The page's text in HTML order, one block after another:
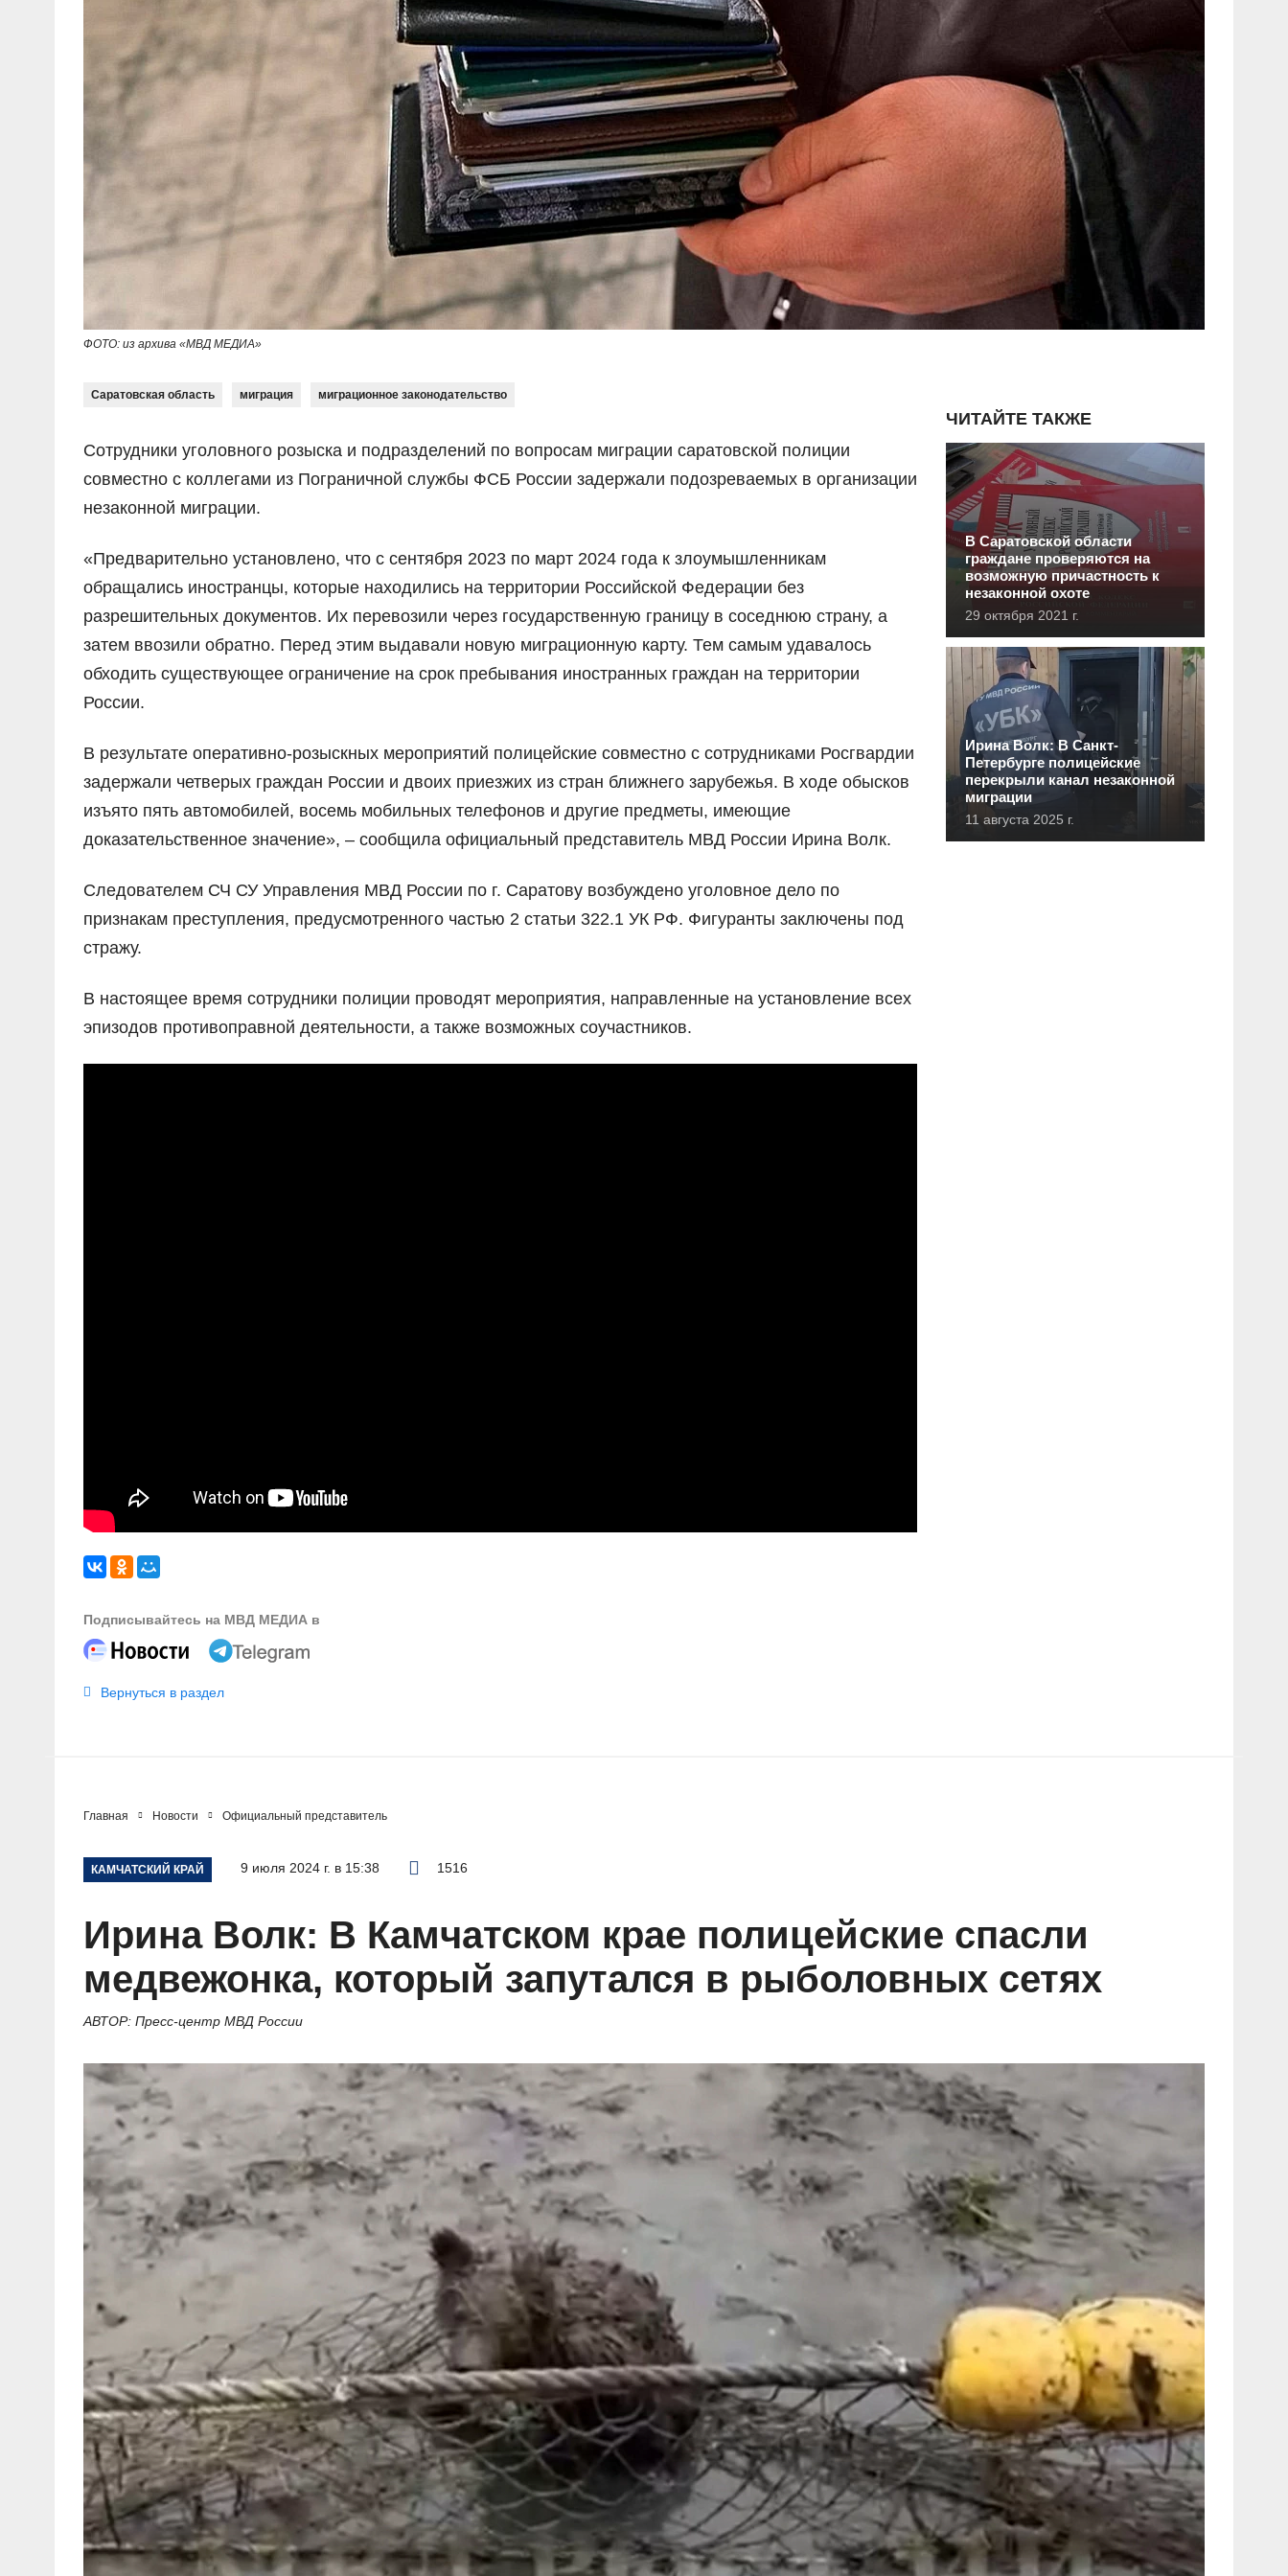
ФОТО: из архива «МВД МЕДИА»
Саратовская область миграция миграционное законодательство
Сотрудники уголовного розыска и подразделений по вопросам миграции саратовской полиции
совместно с коллегами из Пограничной службы ФСБ России задержали подозреваемых в организации
незаконной миграции.
«Предварительно установлено, что с сентября 2023 по март 2024 года к злоумышленникам
обращались иностранцы, которые находились на территории Российской Федерации без
разрешительных документов. Их перевозили через государственную границу в соседнюю страну, а
затем ввозили обратно. Перед этим выдавали новую миграционную карту. Тем самым удавалось
обходить существующее ограничение на срок пребывания иностранных граждан на территории
России.
В результате оперативно-розыскных мероприятий полицейские совместно с сотрудниками Росгвардии
задержали четверых граждан России и двоих приезжих из стран ближнего зарубежья. В ходе обысков
изъято пять автомобилей, восемь мобильных телефонов и другие предметы, имеющие
доказательственное значение», – сообщила официальный представитель МВД России Ирина Волк.
Следователем СЧ СУ Управления МВД России по г. Саратову возбуждено уголовное дело по
признакам преступления, предусмотренного частью 2 статьи 322.1 УК РФ. Фигуранты заключены под
стражу.
В настоящее время сотрудники полиции проводят мероприятия, направленные на установление всех
эпизодов противоправной деятельности, а также возможных соучастников.
Подписывайтесь на МВД МЕДИА в
Вернуться в раздел
ЧИТАЙТЕ ТАКЖЕ
В Саратовской области
граждане проверяются на
возможную причастность к
незаконной охоте
29 октября 2021 г.
Ирина Волк: В Санкт-
Петербурге полицейские
перекрыли канал незаконной
миграции
11 августа 2025 г.
Главная Новости Официальный представитель
КАМЧАТСКИЙ КРАЙ 9 июля 2024 г. в 15:38 1516
Ирина Волк: В Камчатском крае полицейские спасли
медвежонка, который запутался в рыболовных сетях
АВТОР: Пресс-центр МВД России